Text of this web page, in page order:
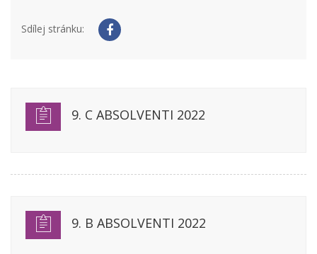
Sdílej stránku:
9. C ABSOLVENTI 2022
9. B ABSOLVENTI 2022